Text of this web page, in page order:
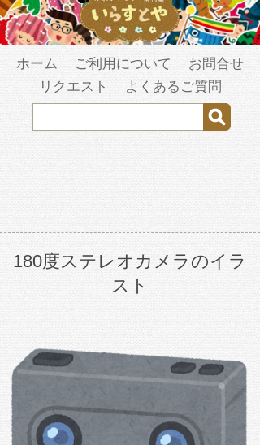
ホーム ご利用について
お問合せ
リクエスト
よくあるご質問
180度ステレオカメラのイラ
スト